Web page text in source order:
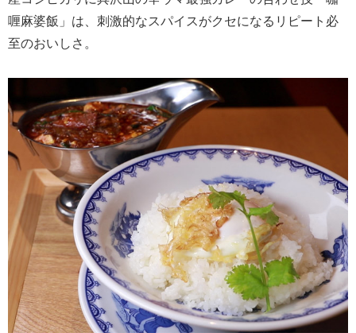
喱麻婆飯」は、刺激的なスパイスがクセになるリピート必
至のおいしさ。